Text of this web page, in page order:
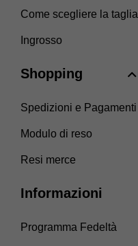
Come scegliere la taglia
Ingrosso
Shopping
Spedizioni e Pagamenti
Modulo di reso
Resi merce
Informazioni
Programma Fedeltà